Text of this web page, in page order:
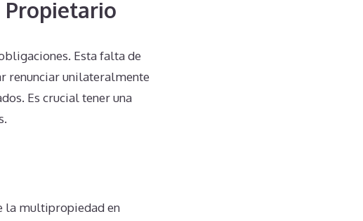
Esta falta de
renunciar unilateralmente
Es crucial tener una
la multipropiedad en